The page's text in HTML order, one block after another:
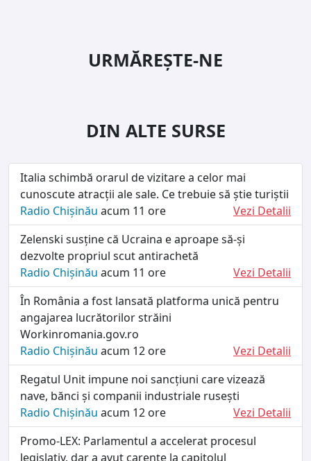
URMĂREȘTE-NE
DIN ALTE SURSE
Italia schimbă orarul de vizitare a celor mai
cunoscute atracții ale sale. Ce trebuie să știe turiștii
Radio Chișinău acum 11 ore
Vezi Detalii
Zelenski susține că Ucraina e aproape să-și
dezvolte propriul scut antirachetă
Radio Chișinău acum 11 ore
Vezi Detalii
În România a fost lansată platforma unică pentru
angajarea lucrătorilor străini
Workinromania.gov.ro
Radio Chișinău acum 12 ore
Vezi Detalii
Regatul Unit impune noi sancțiuni care vizează
nave, bănci și companii industriale rusești
Radio Chișinău acum 12 ore
Vezi Detalii
Promo-LEX: Parlamentul a accelerat procesul
legislativ, dar a avut carențe la capitolul